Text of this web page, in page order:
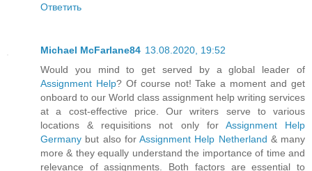
Ответить
Michael McFarlane84 13.08.2020, 19:52
Would you mind to get served by a global leader of
Assignment Help? Of course not! Take a moment and get
onboard to our World class assignment help writing services
at a cost-effective price. Our writers serve to various
locations & requisitions not only for Assignment Help
Germany but also for Assignment Help Netherland & many
more & they equally understand the importance of time and
relevance of assignments. Both factors are essential to